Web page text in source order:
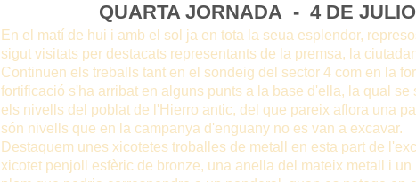
QUARTA JORNADA - 4 DE
En el matí de hui i amb el sol ja en tota la seua esplendor,
sigut visitats per destacats representants de la premsa, la
Continuen els treballs tant en el sondeig del sector 4 com en la
fortificació s'ha arribat en alguns punts a la base d'ella, la qual se
els nivells del poblat de l'Hierro antic, del que pareix aflora una
són nivells que en la campanya d'enguany no es van a excavar.
Destaquem unes xicotetes troballes de metall en esta part de
xicotet penjoll esfèric de bronze, una anella del mateix metall i un